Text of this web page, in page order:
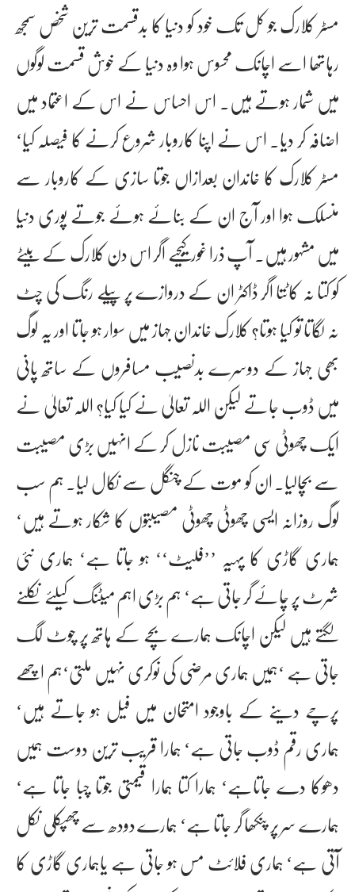
مسٹر کلارک جو کل تک خود کو دنیا کا بدقسمت ترین شخص سمجھ
رہاتھا اسے اچانک محسوس ہوا وہ دنیا کے خوش قسمت لوگوں
میں شمار ہوتے ہیں۔ اس احساس نے اس کے اعتماد میں
اضافہ کر دیا۔ اس نے اپنا کاروبار شروع کرنے کا فیصلہ کیا‘
مسٹر کلارک کا خاندان بعدازاں جوتا سازی کے کاروبار سے
منسلک ہوا اور آج ان کے بنائے ہوئے جوتے پوری دنیا
میں مشہور ہیں۔ آپ ذرا غور کیجیے اگر اس دن کلارک کے بیٹے
کو کتا نہ کاٹتا اگر ڈاکٹر ان کے دروازے پر پیلے رنگ کی چٹ
نہ لگاتا تو کیا ہوتا؟ کلارک خاندان جہاز میں سوار ہو جاتا اور یہ لوگ
بھی جہاز کے دوسرے بدنصیب مسافروں کے ساتھ پانی
میں ڈوب جاتے لیکن اللہ تعالیٰ نے کیا کیا؟ اللہ تعالیٰ نے
ایک چھوٹی سی مصیبت نازل کر کے انہیں بڑی مصیبت
سے بچالیا۔ ان کو موت کے چنگل سے نکال لیا۔ ہم سب
لوگ روزانہ ایسی چھوٹی چھوٹی مصیبتوں کا شکار ہوتے ہیں‘
ہماری گاڑی کا پہیہ ’’فلیٹ‘‘ ہو جاتا ہے‘ ہماری نئی
شرٹ پر چائے گر جاتی ہے‘ ہم بڑی اہم میٹنگ کیلئے نکلنے
لگتے ہیں لیکن اچانک ہمارے بچے کے ہاتھ پر چوٹ لگ
جاتی ہے ‘ہمیں ہماری مرضی کی نوکری نہیں ملتی‘ہم اچھے
پرچے دینے کے باوجود امتحان میں فیل ہو جاتے ہیں‘
ہماری رقم ڈوب جاتی ہے‘ ہمارا قریب ترین دوست ہمیں
دھوکا دے جاتاہے‘ ہمارا کتا ہمارا قیمتی جوتا چبا جاتا ہے‘
ہمارے سر پر پنکھا گر جاتا ہے‘ ہمارے دودھ سے چھپکلی نکل
آتی ہے‘ ہماری فلائٹ مس ہو جاتی ہے یاہماری گاڑی کا